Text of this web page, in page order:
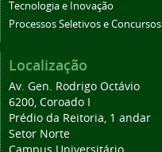
Tecnologia e Inovação
Processos Seletivos e Concursos
Localização
Av. Gen. Rodrigo Octávio
6200, Coroado I
Prédio da Reitoria, 1 andar
Setor Norte